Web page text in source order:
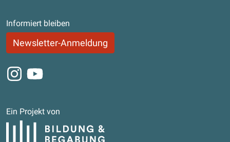
Informiert bleiben
Newsletter-Anmeldung
Instagram
Youtube
Ein Projekt von
Bildung und Begabung